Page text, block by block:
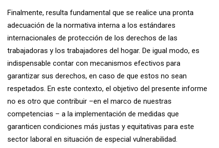
Finalmente, resulta fundamental que se realice una pronta
adecuación de la normativa interna a los estándares
internacionales de protección de los derechos de las
trabajadoras y los trabajadores del hogar. De igual modo, es
indispensable contar con mecanismos efectivos para
garantizar sus derechos, en caso de que estos no sean
respetados. En este contexto, el objetivo del presente informe
no es otro que contribuir –en el marco de nuestras
competencias – a la implementación de medidas que
garanticen condiciones más justas y equitativas para este
sector laboral en situación de especial vulnerabilidad.